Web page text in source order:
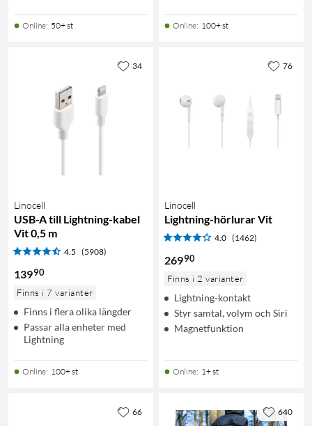
Online: 50+ st Online: 100+ st
Linocell
USB-A till Lightning-kabel
Vit 0,5 m
4.5 (5908)
13990
Finns i 7 varianter
Finns i flera olika längder
Passar alla enheter med
Lightning
Online: 100+ st
34
Linocell
Lightning-hörlurar Vit
4.0 (1462)
26990
Finns i 2 varianter
Lightning-kontakt
Styr samtal, volym och Siri
Magnetfunktion
Online: 1+ st
76
66 640